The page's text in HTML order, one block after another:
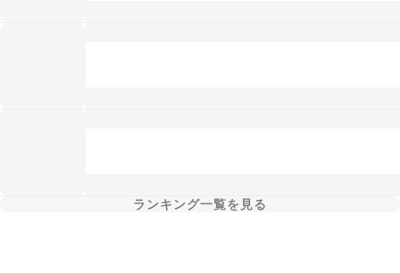
ランキング一覧を見る